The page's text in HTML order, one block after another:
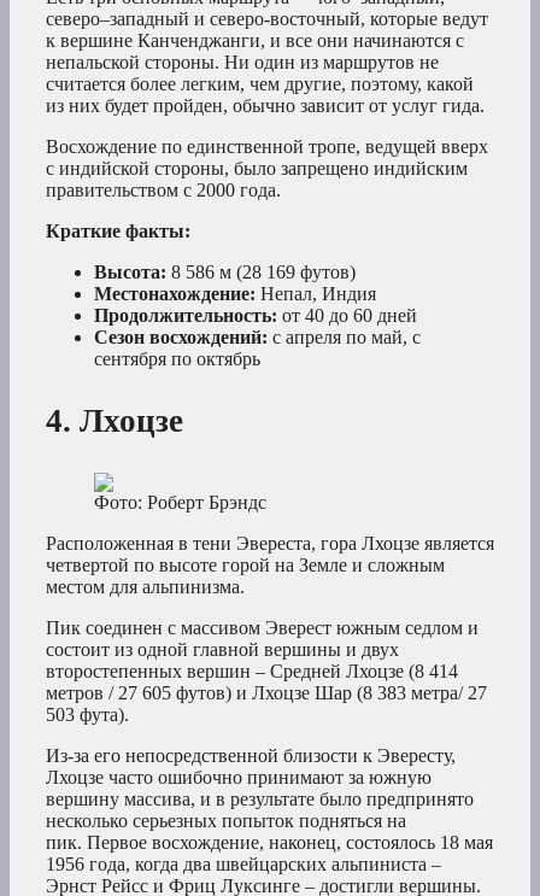
северо–западный и северо-восточный, которые ведут
к вершине Канченджанги, и все они начинаются с
непальской стороны. Ни один из маршрутов не
считается более легким, чем другие, поэтому, какой
из них будет пройден, обычно зависит от услуг гида.
Восхождение по единственной тропе, ведущей вверх
с индийской стороны, было запрещено индийским
правительством с 2000 года.
Краткие факты:
Высота: 8 586 м (28 169 футов)
Местонахождение: Непал, Индия
Продолжительность: от 40 до 60 дней
Сезон восхождений: с апреля по май, с
сентября по октябрь
4. Лхоцзе
Фото: Роберт Брэндс
Расположенная в тени Эвереста, гора Лхоцзе является
четвертой по высоте горой на Земле и сложным
местом для альпинизма.
Пик соединен с массивом Эверест южным седлом и
состоит из одной главной вершины и двух
второстепенных вершин – Средней Лхоцзе (8 414
метров / 27 605 футов) и Лхоцзе Шар (8 383 метра/ 27
503 фута).
Из-за его непосредственной близости к Эвересту,
Лхоцзе часто ошибочно принимают за южную
вершину массива, и в результате было предпринято
несколько серьезных попыток подняться на
пик. Первое восхождение, наконец, состоялось 18 мая
1956 года, когда два швейцарских альпиниста –
Эрнст Рейсс и Фриц Луксинге – достигли вершины.